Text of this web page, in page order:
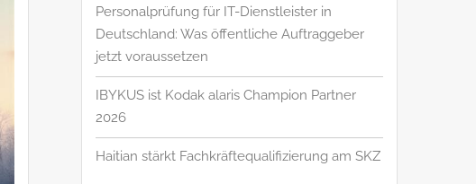
Personalprüfung für IT-Dienstleister in
Deutschland: Was öffentliche Auftraggeber
jetzt voraussetzen
IBYKUS ist Kodak alaris Champion Partner
2026
Haitian stärkt Fachkräftequalifizierung am SKZ